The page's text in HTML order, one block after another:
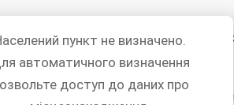
Статті лікарів Медичний
пункт не визначено.
автоматичного визначення
доступ до даних про